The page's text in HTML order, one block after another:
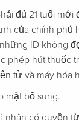
đủ 21 tuổi
của chính
ID không
hút thuốc
tử và máy hóa
mật bổ sung.
có quyền